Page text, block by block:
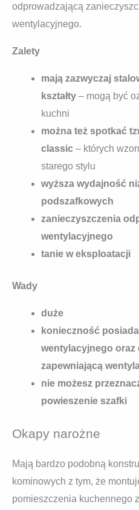
odprowadzającą
wentylacyjnego.
Zalety
mają zazwyczaj
kształty – mogą być
kuchni
można też spotkać
classic – których
starego stylu
wyższa wydajność
podszafkowych
zanieczyszczenia
wentylacyjnego
tanie w eksploatacji
Wady
duże
konieczność
wentylacyjnego oraz
zapewniającą
nie możesz
powieszenie szafki
Okapy narożne
Mają bardzo podobną
kominowych z tym, że
pomieszczenia kuchennego